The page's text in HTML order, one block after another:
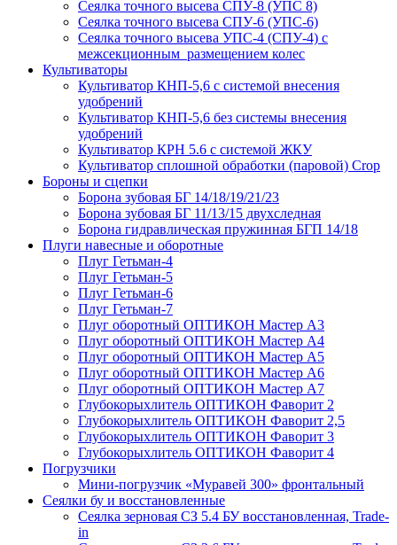
Сеялка точного высева СПУ-8 (УПС 8)
Сеялка точного высева СПУ-6 (УПС-6)
Сеялка точного высева УПС-4 (СПУ-4) с
межсекционным размещением колес
Культиваторы
Культиватор КНП-5,6 с системой внесения
удобрений
Культиватор КНП-5,6 без системы внесения
удобрений
Культиватор КРН 5.6 с системой ЖКУ
Культиватор сплошной обработки (паровой) Crop
Бороны и сцепки
Борона зубовая БГ 14/18/19/21/23
Борона зубовая БГ 11/13/15 двухследная
Борона гидравлическая пружинная БГП 14/18
Плуги навесные и оборотные
Плуг Гетьман-4
Плуг Гетьман-5
Плуг Гетьман-6
Плуг Гетьман-7
Плуг оборотный ОПТИКОН Мастер А3
Плуг оборотный ОПТИКОН Мастер А4
Плуг оборотный ОПТИКОН Мастер А5
Плуг оборотный ОПТИКОН Мастер А6
Плуг оборотный ОПТИКОН Мастер А7
Глубокорыхлитель ОПТИКОН Фаворит 2
Глубокорыхлитель ОПТИКОН Фаворит 2,5
Глубокорыхлитель ОПТИКОН Фаворит 3
Глубокорыхлитель ОПТИКОН Фаворит 4
Погрузчики
Мини-погрузчик «Муравей 300» фронтальный
Сеялки бу и восстановленные
Сеялка зерновая СЗ 5.4 БУ восстановленная, Trade-
in